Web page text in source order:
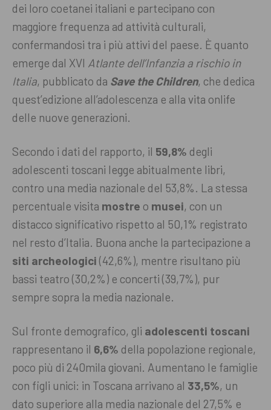
dei loro coetanei italiani e partecipano con
maggiore frequenza ad attività culturali,
confermandosi tra i più attivi del paese. È quanto
emerge dal XVI Atlante dell’Infanzia a rischio in
Italia, pubblicato da Save the Children, che dedica
quest’edizione all’adolescenza e alla vita onlife
delle nuove generazioni.
Secondo i dati del rapporto, il 59,8% degli
adolescenti toscani legge abitualmente libri,
contro una media nazionale del 53,8%. La stessa
percentuale visita mostre o musei, con un
distacco significativo rispetto al 50,1% registrato
nel resto d’Italia. Buona anche la partecipazione a
siti archeologici (42,6%), mentre risultano più
bassi teatro (30,2%) e concerti (39,7%), pur
sempre sopra la media nazionale.
Sul fronte demografico, gli adolescenti toscani
rappresentano il 6,6% della popolazione regionale,
poco più di 240mila giovani. Aumentano le famiglie
con figli unici: in Toscana arrivano al 33,5%, un
dato superiore alla media nazionale del 27,5% e